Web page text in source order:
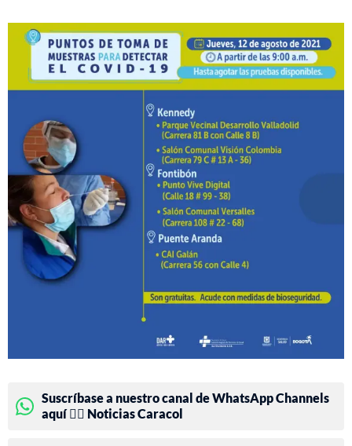
Suscríbase a nuestro canal de WhatsApp Channels
aquí 👉🏻 Noticias Caracol